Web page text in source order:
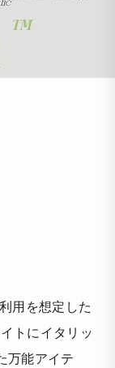
用を想定した
トにイタリッ
万能アイテ